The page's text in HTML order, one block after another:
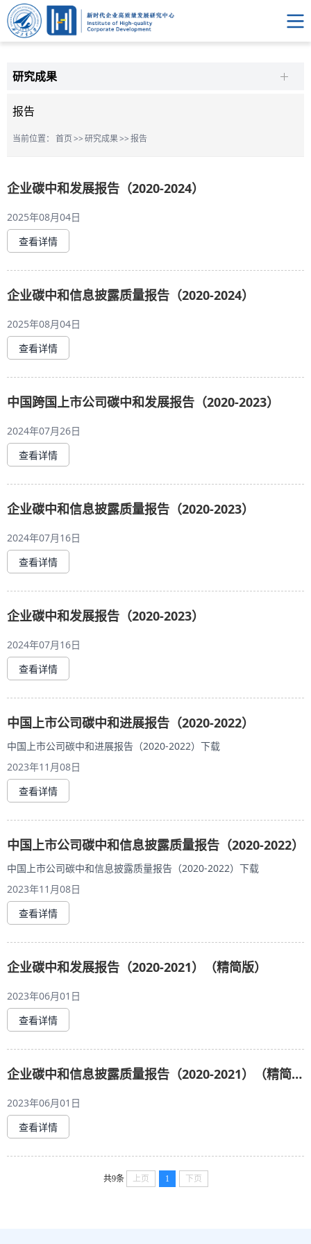
研究成果
报告
当前位置： 首页>>研究成果>>报告
企业碳中和发展报告（2020-2024）
2025年08月04日
查看详情
企业碳中和信息披露质量报告（2020-2024）
2025年08月04日
查看详情
中国跨国上市公司碳中和发展报告（2020-2023）
2024年07月26日
查看详情
企业碳中和信息披露质量报告（2020-2023）
2024年07月16日
查看详情
企业碳中和发展报告（2020-2023）
2024年07月16日
查看详情
中国上市公司碳中和进展报告（2020-2022）
中国上市公司碳中和进展报告（2020-2022）下载
2023年11月08日
查看详情
中国上市公司碳中和信息披露质量报告（2020-2022）
中国上市公司碳中和信息披露质量报告（2020-2022）下载
2023年11月08日
查看详情
企业碳中和发展报告（2020-2021）（精简版）
2023年06月01日
查看详情
企业碳中和信息披露质量报告（2020-2021）（精简版）
2023年06月01日
查看详情
共9条 上页 1 下页